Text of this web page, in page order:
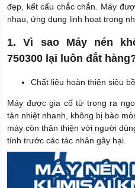
đẹp, kết cấu chắc chắn. Máy
nhau, ứng dụng linh hoạt trong
1. Vì sao Máy nén
750300 lại luôn đắt
Chất liệu hoàn thiện siêu
Máy được gia cố từ trong ra
tản nhiệt nhanh, không bị bào
máy còn thân thiện với người
tính trước các tác nhân gây hại.